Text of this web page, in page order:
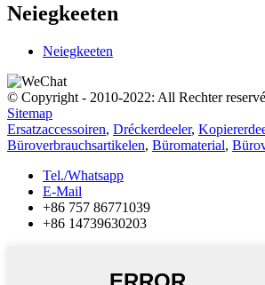
Neiegkeeten
Neiegkeeten
© Copyright - 2010-2022: All Rechter
Sitemap
Ersatzaccessoiren, Dréckerdeeler,
Büroverbrauchsartikelen, Büromaterial,
Tel./Whatsapp
E-Mail
+86 757 86771039
+86 14739630203